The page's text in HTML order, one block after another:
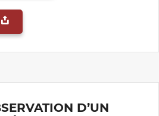
D’UN